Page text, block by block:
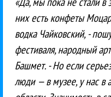
них есть конфеты
водка Чайковский, -
фестиваля, народный
Башмет. - Но если
люди — в музее, у нас в